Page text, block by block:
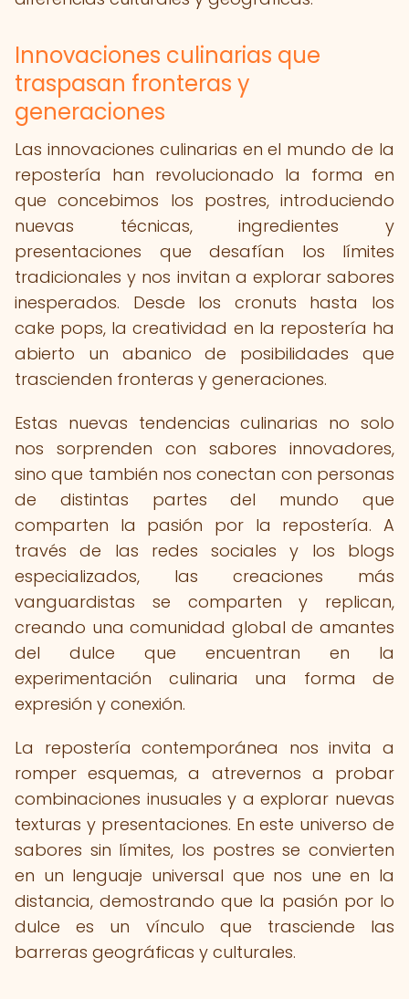
Innovaciones culinarias que
traspasan fronteras y
generaciones
Las innovaciones culinarias en el mundo de la
repostería han revolucionado la forma en
que concebimos los postres, introduciendo
nuevas técnicas, ingredientes y
presentaciones que desafían los límites
tradicionales y nos invitan a explorar sabores
inesperados. Desde los cronuts hasta los
cake pops, la creatividad en la repostería ha
abierto un abanico de posibilidades que
trascienden fronteras y generaciones.
Estas nuevas tendencias culinarias no solo
nos sorprenden con sabores innovadores,
sino que también nos conectan con personas
de distintas partes del mundo que
comparten la pasión por la repostería. A
través de las redes sociales y los blogs
especializados, las creaciones más
vanguardistas se comparten y replican,
creando una comunidad global de amantes
del dulce que encuentran en la
experimentación culinaria una forma de
expresión y conexión.
La repostería contemporánea nos invita a
romper esquemas, a atrevernos a probar
combinaciones inusuales y a explorar nuevas
texturas y presentaciones. En este universo de
sabores sin límites, los postres se convierten
en un lenguaje universal que nos une en la
distancia, demostrando que la pasión por lo
dulce es un vínculo que trasciende las
barreras geográficas y culturales.